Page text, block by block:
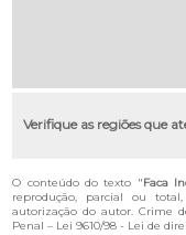
Verifique as regiões que
O conteúdo do texto "Faca
reprodução, parcial ou
autorização do autor. Crime
Penal – Lei 9610/98 - Lei de